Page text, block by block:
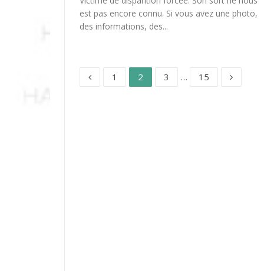
est pas encore connu. Si vous avez une photo,
des informations, des...
Pagination
Page
1 Page
2 3 … 15